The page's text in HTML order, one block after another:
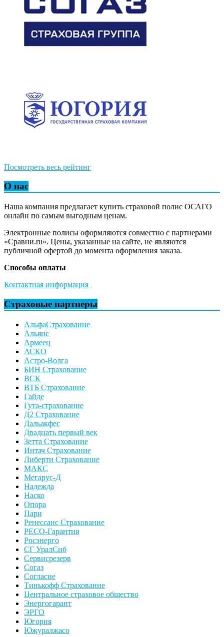
Посмотреть весь рейтинг
О нас
Наша компания предлагает купить страховой полис ОСАГО
онлайн по самым выгодным ценам.
Электронные полисы оформляются совместно с партнерами
«Сравни.ru». Цены, указанные на сайте, не являются
публичной офертой до момента оформления заказа.
Способы оплаты
Контактная информация
Страховые партнеры
АльфаСтрахование
Альянс
Армеец
АСКО
Астро-Волга
БИН Страхование
ВСК
ВТБ Страхование
Гайде
Гута-страхование
Д2 Страхование
Дальакфес
Двадцать первый век
Зетта Страхование
Интач Страхование
Либерти Страхование
МАКС
Мегарус-Д
Надежда
Наско
Опора
Пари
Ренессанс Страхование
РЕСО-Гарантия
Росэнерго
СГ УралСиб
Сервисрезерв
Согаз
Согласие
Тинькофф Страхование
Центральное страховое общество
Энергогарант
ЭРГО
Югория
Южуралжасо